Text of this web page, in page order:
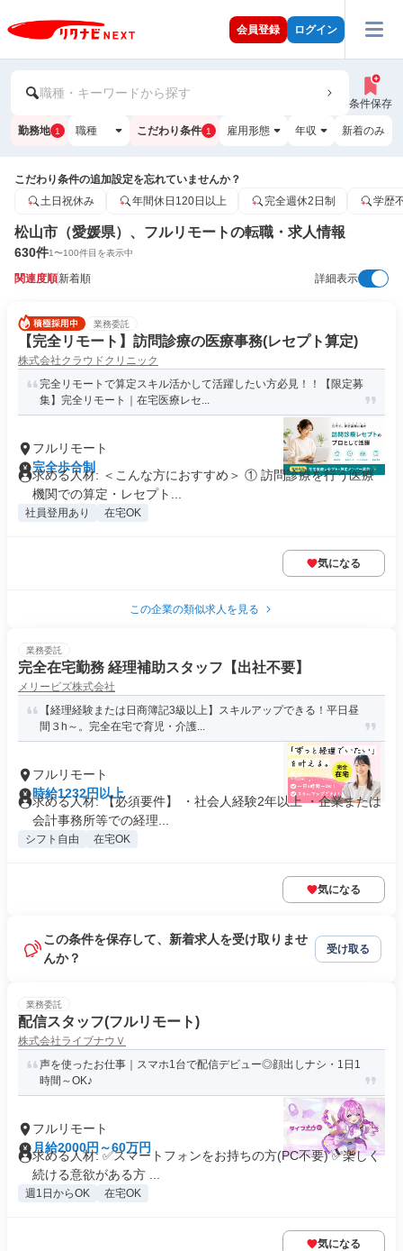
会員登録 ログイン
職種・キーワードから探す
条件保存
勤務地 1 職種 こだわり条件 1 雇用形態 年収 新着のみ
こだわり条件の追加設定を忘れていませんか？
土日祝休み
年間休日120日以上 完全週休2日制 学歴
松山市（愛媛県）、フルリモートの転職・求人情報
630件1〜100件目を表示中
関連度順新着順 詳細表示
業務委託
【完全リモート】訪問診療の医療事務(レセプト算定)
株式会社クラウドクリニック
完全リモートで算定スキル活かして活躍したい方必見！！【限定募
集】完全リモート｜在宅医療レセ...
フルリモート
完全歩合制
求める人材: ＜こんな方におすすめ＞ ① 訪問診療を行う医療
機関での算定・レセプト...
社員登用あり 在宅OK
気になる
この企業の類似求人を見る
業務委託
完全在宅勤務 経理補助スタッフ【出社不要】
メリービズ株式会社
【経理経験または日商簿記3級以上】スキルアップできる！平日昼
間３h～。完全在宅で育児・介護...
フルリモート
時給1232円以上
求める人材: 【必須要件】 ・社会人経験2年以上 ・企業または
会計事務所等での経理...
シフト自由 在宅OK
気になる
この条件を保存して、新着求人を受け取りませ
んか？
受け取る
業務委託
配信スタッフ(フルリモート)
株式会社ライブナウＶ
声を使ったお仕事｜スマホ1台で配信デビュー◎顔出しナシ・1日1
時間～OK♪
フルリモート
月給2000円～60万円
求める人材: ✅スマートフォンをお持ちの方(PC不要) ✅楽しく
続ける意欲がある方 ...
週1日からOK 在宅OK
気になる